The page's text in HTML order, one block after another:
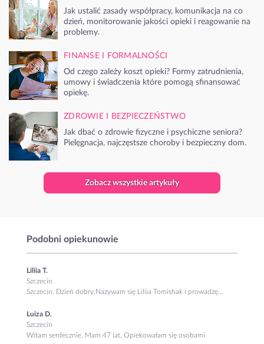
Jak ustalić zasady współpracy, komunikacja na co
dzień, monitorowanie jakości opieki i reagowanie na
problemy.
FINANSE I FORMALNOŚCI
Od czego zależy koszt opieki? Formy zatrudnienia,
umowy i świadczenia które pomogą sfinansować
opiekę.
ZDROWIE I BEZPIECZEŃSTWO
Jak dbać o zdrowie fizyczne i psychiczne seniora?
Pielęgnacja, najczęstsze choroby i bezpieczny dom.
Zobacz wszystkie artykuły
Podobni opiekunowie
Liliia T.
Szczecin
Szczecin. Dzień dobry, ​Nazywam się Liliia Tomishak i prowadzę...
Luiza D.
Szczecin
Witam serdecznie. Mam 47 lat. Opiekowałam się osobami